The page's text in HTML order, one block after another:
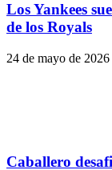
Los Yankees
de los Royals
24 de mayo de 2026
Caballero